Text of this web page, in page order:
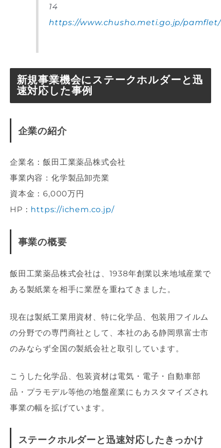
14
https://www.chusho.meti.go.jp/
新規事業機会にステークホルダーと迅
速対応した事例
企業の紹介
企業名：飯田工業薬品株式会社
事業内容：化学製品卸売業
資本金：6,000万円
HP： https://ichem.co.jp/
事業の概要
飯田工業薬品株式会社は、1938年創業以来地域産業で
ある製紙業を相手に業歴を重ねてきました。
現在は製紙工業用資材、特に化学品、包装用フイルム
の分野での専門商社として、本社のある静岡県富士市
のみならず全国の製紙会社と取引しています。
こうした化学品、包装資材は電気・電子・自動車部
品・プラモデル等他の地盤産業にもカスタマイズされ
事業の幅を拡げています。
ステークホルダーと迅速対応したきっかけ